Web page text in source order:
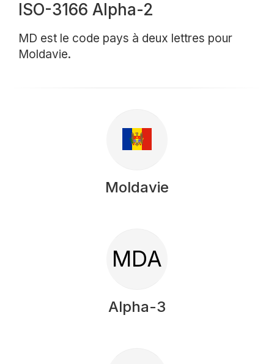
ISO-3166 Alpha-2
MD est le code pays à deux lettres pour
Moldavie.
Moldavie
MDA
Alpha-3